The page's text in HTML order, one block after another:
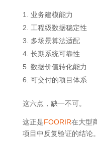
业务建模能力
工程级数据稳定性
多场景算法适配
长期系统可靠性
数据价值转化能力
可交付的项目体系
这六点，缺一不可。
这正是FOORIR在大型
项目中反复验证的结论。